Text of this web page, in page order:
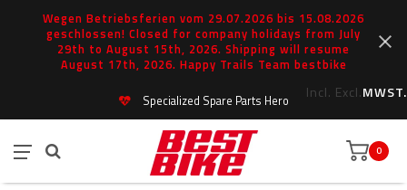
Wegen Betriebsferien vom 29.07.2026 bis 15.08.2026
geschlossen! Closed for company holidays from July
29th to August 15th, 2026. Shipping will resume
August 17th, 2026. Happy Trails Team bestbike
Incl. Excl.MWST.
Specialized Spare Parts Hero
0